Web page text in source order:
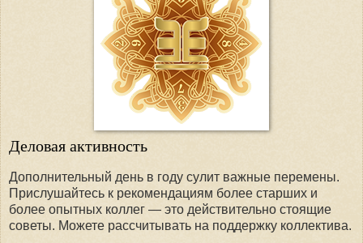
Деловая активность
Дополнительный день в году сулит важные перемены.
Прислушайтесь к рекомендациям более старших и
более опытных коллег — это действительно стоящие
советы. Можете рассчитывать на поддержку коллектива.